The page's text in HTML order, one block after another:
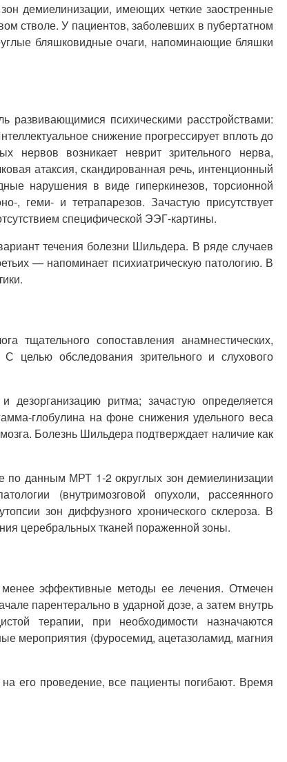
демиелинизации, имеющих четкие заостренные
стволе. У пациентов, заболевших в пубертатном
бляшковидные очаги, напоминающие бляшки
развивающимися психическими расстройствами:
снижение прогрессирует вплоть до
нервов возникает неврит зрительного нерва,
атаксия, скандированная речь, интенционный
нарушения в виде гиперкинезов, торсионной
геми- и тетрапарезов. Зачастую присутствует
специфической ЭЭГ-картины.
течения болезни Шильдера. В ряде случаев
— напоминает психиатрическую патологию. В
тщательного сопоставления анамнестических,
целью обследования зрительного и слухового
ритма; зачастую определяется
глобулина на фоне снижения удельного веса
Болезнь Шильдера подтверждает наличие как
по данным МРТ 1-2 округлых зон демиелинизации
(внутримозговой опухоли, рассеянного
зон диффузного хронического склероза. В
церебральных тканей пораженной зоны.
менее эффективные методы ее лечения. Отмечен
парентерально в ударной дозе, а затем внутрь
терапии, при необходимости назначаются
мероприятия (фуросемид, ацетазоламид, магния
его проведение, все пациенты погибают. Время